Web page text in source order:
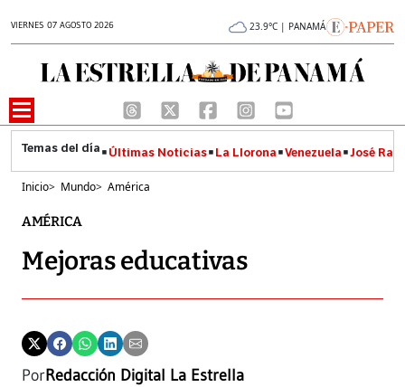
VIERNES 07 AGOSTO 2026 23.9°C | PANAMÁ
Últimas Noticias La Llorona Venezuela José
Inicio> Mundo> América
AMÉRICA
Mejoras educativas
PorRedacción Digital La Estrella